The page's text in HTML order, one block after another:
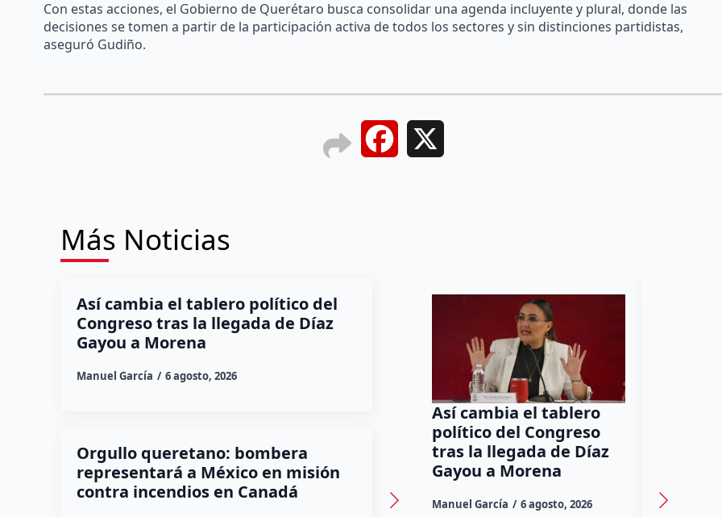
Con estas acciones, el Gobierno de Querétaro busca consolidar una agenda incluyente y plural, donde las
decisiones se tomen a partir de la participación activa de todos los sectores y sin distinciones partidistas,
aseguró Gudiño.
Facebook
Más Noticias
Así cambia el tablero político del
Congreso tras la llegada de Díaz
Gayou a Morena
Manuel García 6 agosto, 2026
Orgullo queretano: bombera
representará a México en misión
contra incendios en Canadá
Así cambia el tablero
político del Congreso
tras la llegada de Díaz
Gayou a Morena
Manuel García 6 agosto, 2026
Canadá